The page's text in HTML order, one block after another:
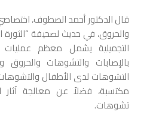
قال الدكتور أحمد الصطوف، اختصاصي
والحروق، في حديث لصحيفة “الثورة
التجميلية يشمل معظم عمليات
بالإصابات والتشوهات والحروق
التشوهات لدى الأطفال
مكتسبة، فضلاً عن معالجة
تشوهات.